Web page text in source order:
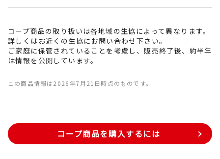
コープ商品の取り扱いは各地域の生協によって異なります。
詳しくはお近くの生協にお問い合わせ下さい。
ご家庭に保管されていることを考慮し、販売終了後、約半年
は情報を公開しています。
この商品情報は2026年7月21日時点のものです。
コープ商品を購入するには